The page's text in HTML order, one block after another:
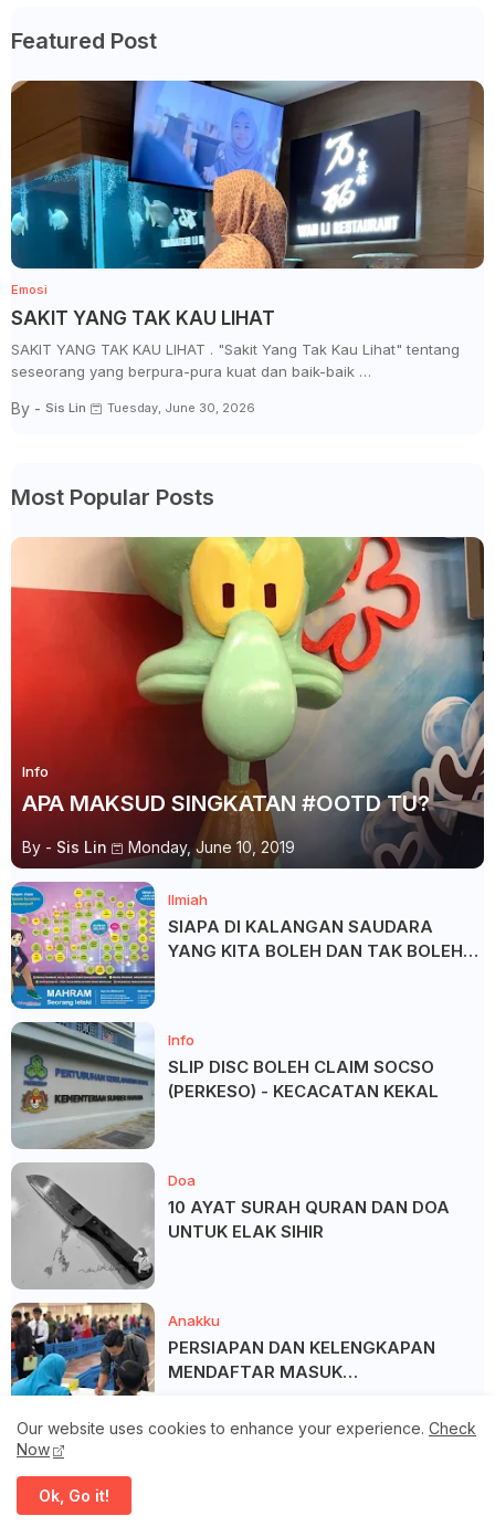
Featured Post
Emosi
SAKIT YANG TAK KAU LIHAT
SAKIT YANG TAK KAU LIHAT . "Sakit Yang Tak Kau Lihat" tentang
seseorang yang berpura-pura kuat dan baik-baik …
By - Sis Lin Tuesday, June 30, 2026
Most Popular Posts
Info
APA MAKSUD SINGKATAN #OOTD TU?
By - Sis Lin Monday, June 10, 2019
Ilmiah
SIAPA DI KALANGAN SAUDARA
YANG KITA BOLEH DAN TAK BOLEH
Info
SLIP DISC BOLEH CLAIM SOCSO
(PERKESO) - KECACATAN KEKAL
Doa
10 AYAT SURAH QURAN DAN DOA
UNTUK ELAK SIHIR
Anakku
PERSIAPAN DAN KELENGKAPAN
MENDAFTAR MASUK
Blog Archive
Our website uses cookies to enhance your experience. Check
Now
Ok, Go it!